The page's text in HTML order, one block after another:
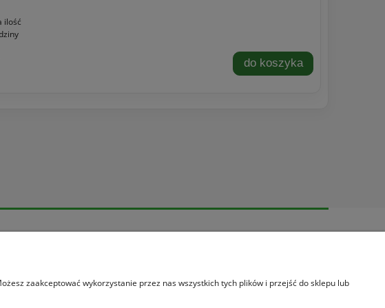
ilość
do koszyka
Informacje
Informacje o leasingu
zaakceptować wykorzystanie przez nas wszystkich tych plików i przejść do sklepu lub